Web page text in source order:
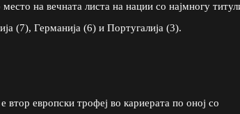
на вечната листа на нации со најмногу
(7), Германија (6) и Португалија (3).
втор европски трофеј во кариерата по оној со